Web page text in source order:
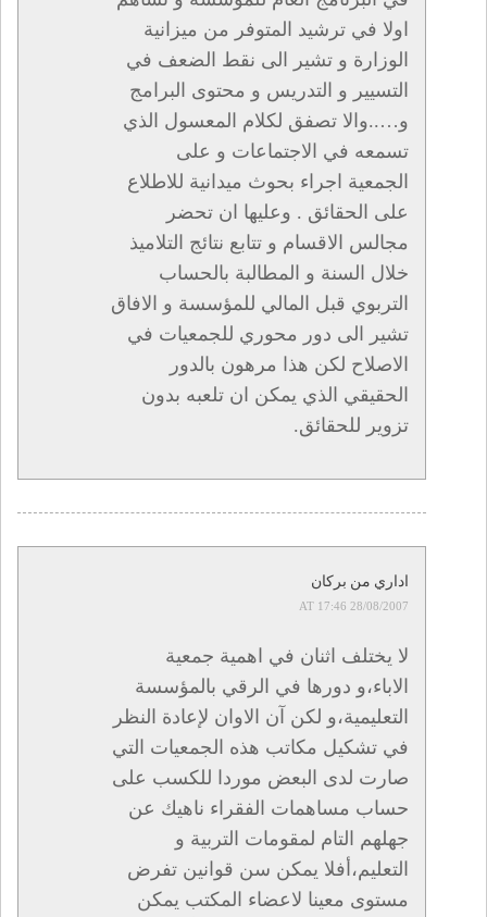
اولا في ترشيد المتوفر من ميزانية
الوزارة و تشير الى نقط الضعف في
التسيير و التدريس و محتوى البرامج
و…..والا تصفق لكلام المعسول الذي
تسمعه في الاجتماعات و على
الجمعية اجراء بحوث ميدانية للاطلاع
على الحقائق . وعليها ان تحضر
مجالس الاقسام و تتابع نتائج التلاميذ
خلال السنة و المطالبة بالحساب
التربوي قبل المالي للمؤسسة و الافاق
تشير الى دور محوري للجمعيات في
الاصلاح لكن هذا مرهون بالدور
الحقيقي الذي يمكن ان تلعبه بدون
تزوير للحقائق.
اداري من بركان
28/08/2007 AT 17:46
لا يختلف اثنان في اهمية جمعية
الاباء،و دورها في الرقي بالمؤسسة
التعليمية،و لكن آن الاوان لإعادة النظر
في تشكيل مكاتب هذه الجمعيات التي
صارت لدى البعض موردا للكسب على
حساب مساهمات الفقراء ناهيك عن
جهلهم التام لمقومات التربية و
التعليم،أفلا يمكن سن قوانين تفرض
مستوى معينا لاعضاء المكتب يمكن